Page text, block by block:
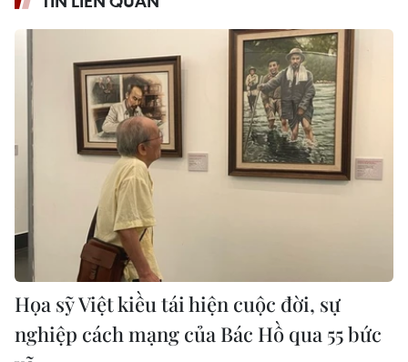
Họa sỹ Việt kiều tái hiện cuộc đời, sự
nghiệp cách mạng của Bác Hồ qua 55 bức